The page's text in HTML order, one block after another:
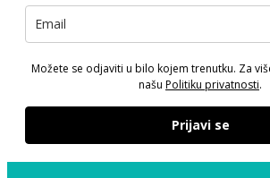
Možete se odjaviti u bilo kojem trenutku. Za
našu Politiku privatnosti.
Prijavi se